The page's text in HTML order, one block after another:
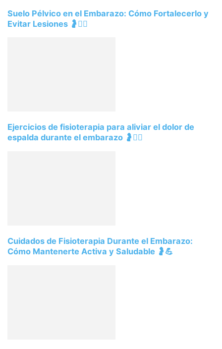
Suelo Pélvico en el Embarazo: Cómo Fortalecerlo y
Evitar Lesiones 🤰🧘‍♀️
Ejercicios de fisioterapia para aliviar el dolor de
espalda durante el embarazo 🤰🧘‍♀️
Cuidados de Fisioterapia Durante el Embarazo:
Cómo Mantenerte Activa y Saludable 🤰💪